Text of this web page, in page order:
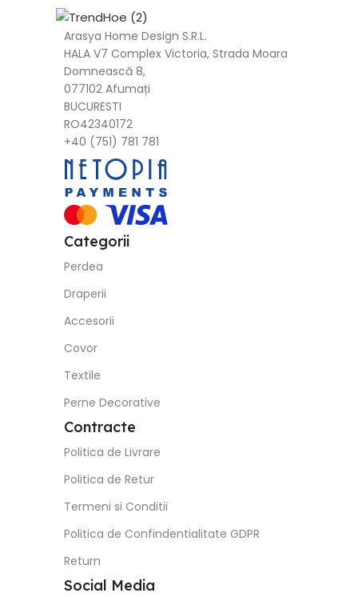
Arasya Home Design S.R.L.
HALA V7 Complex Victoria, Strada Moara
Domnească 8,
077102 Afumați
BUCURESTI
RO42340172
+40 (751) 781 781
Categorii
Perdea
Draperii
Accesorii
Covor
Textile
Perne Decorative
Contracte
Politica de Livrare
Politica de Retur
Termeni si Conditii
Politica de Confindentialitate GDPR
Return
Social Media